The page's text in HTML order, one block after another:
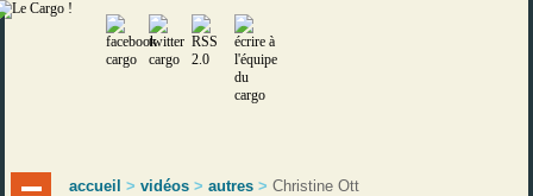
accueil >vidéos >autres >Christine Ott